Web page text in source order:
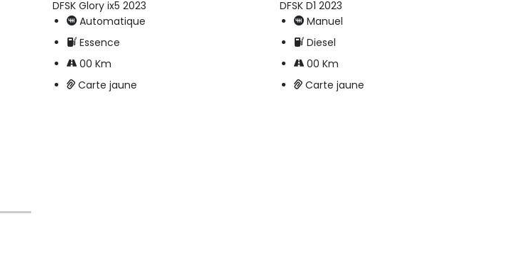
DFSK Glory ix5 2023
Automatique
Essence
00 Km
Carte jaune
DFSK D1 2023
Manuel
Diesel
00 Km
Carte jaune